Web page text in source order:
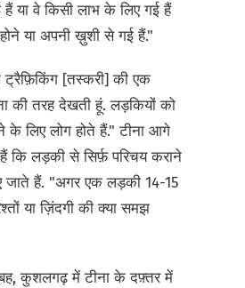
या वे किसी लाभ के लिए गई हैं
होने या अपनी ख़ुशी से गई हैं."
[तस्करी] की एक
की तरह देखती हूं. लड़कियों को
के लिए लोग होते हैं." टीना आगे
कि लड़की से सिर्फ़ परिचय कराने
जाते हैं. "अगर एक लड़की 14-15
या ज़िंदगी की क्या समझ
कुशलगढ़ में टीना के दफ़्तर में